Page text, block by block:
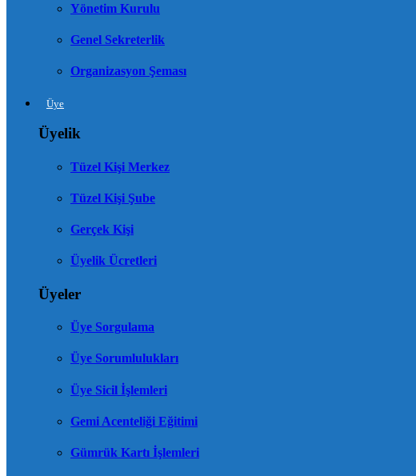
Yönetim Kurulu
Genel Sekreterlik
Organizasyon Şeması
Üye
Üyelik
Tüzel Kişi Merkez
Tüzel Kişi Şube
Gerçek Kişi
Üyelik Ücretleri
Üyeler
Üye Sorgulama
Üye Sorumlulukları
Üye Sicil İşlemleri
Gemi Acenteliği Eğitimi
Gümrük Kartı İşlemleri